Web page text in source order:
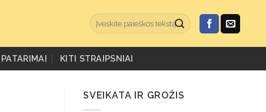
PATARIMAI KITI STRAIPSNIAI
SVEIKATA IR GROŽIS